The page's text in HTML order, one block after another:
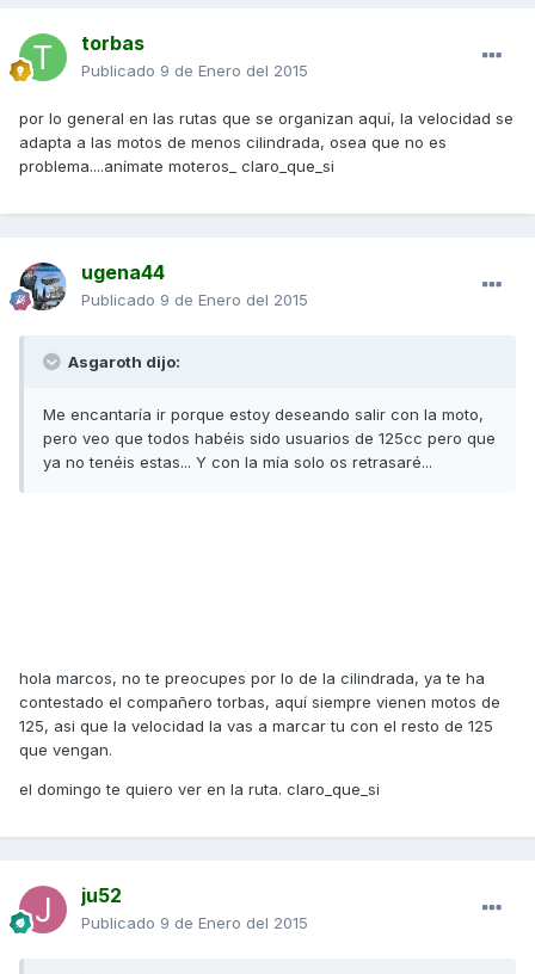
torbas
Publicado 9 de Enero del 2015
por lo general en las rutas que se organizan aquí, la velocidad se
adapta a las motos de menos cilindrada, osea que no es
problema....anímate moteros_ claro_que_si
ugena44
Publicado 9 de Enero del 2015
Asgaroth dijo:
Me encantaría ir porque estoy deseando salir con la moto,
pero veo que todos habéis sido usuarios de 125cc pero que
ya no tenéis estas... Y con la mía solo os retrasaré...
hola marcos, no te preocupes por lo de la cilindrada, ya te ha
contestado el compañero torbas, aquí siempre vienen motos de
125, asi que la velocidad la vas a marcar tu con el resto de 125
que vengan.
el domingo te quiero ver en la ruta. claro_que_si
ju52
Publicado 9 de Enero del 2015